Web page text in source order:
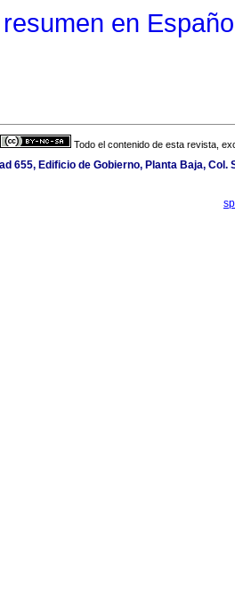
resumen en
Todo el contenido de esta revista,
655, Edificio de Gobierno, Planta Baja,